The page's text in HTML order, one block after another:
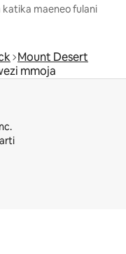
katika maeneo fulani
Mount Desert
mmoja